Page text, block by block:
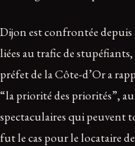
Dijon est confrontée depuis
liées au trafic de
préfet de la Côte-d’Or a
“la priorité des priorités”,
spectaculaires qui peuvent
fut le cas pour le locataire